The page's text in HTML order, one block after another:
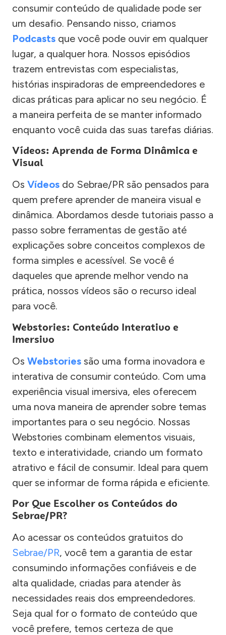
consumir conteúdo de qualidade pode ser
um desafio. Pensando nisso, criamos
Podcasts que você pode ouvir em qualquer
lugar, a qualquer hora. Nossos episódios
trazem entrevistas com especialistas,
histórias inspiradoras de empreendedores e
dicas práticas para aplicar no seu negócio. É
a maneira perfeita de se manter informado
enquanto você cuida das suas tarefas diárias.
Vídeos: Aprenda de Forma Dinâmica e
Visual
Os Vídeos do Sebrae/PR são pensados para
quem prefere aprender de maneira visual e
dinâmica. Abordamos desde tutoriais passo a
passo sobre ferramentas de gestão até
explicações sobre conceitos complexos de
forma simples e acessível. Se você é
daqueles que aprende melhor vendo na
prática, nossos vídeos são o recurso ideal
para você.
Webstories: Conteúdo Interativo e
Imersivo
Os Webstories são uma forma inovadora e
interativa de consumir conteúdo. Com uma
experiência visual imersiva, eles oferecem
uma nova maneira de aprender sobre temas
importantes para o seu negócio. Nossas
Webstories combinam elementos visuais,
texto e interatividade, criando um formato
atrativo e fácil de consumir. Ideal para quem
quer se informar de forma rápida e eficiente.
Por Que Escolher os Conteúdos do
Sebrae/PR?
Ao acessar os conteúdos gratuitos do
Sebrae/PR, você tem a garantia de estar
consumindo informações confiáveis e de
alta qualidade, criadas para atender às
necessidades reais dos empreendedores.
Seja qual for o formato de conteúdo que
você prefere, temos certeza de que